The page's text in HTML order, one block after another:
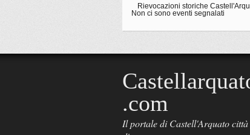
Rievocazioni storiche
Non ci sono eventi segnalati
.com
Il portale di Castell'Arquato città